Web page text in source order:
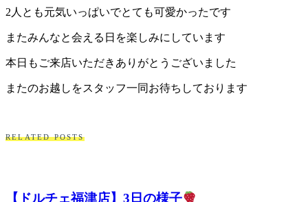
2人とも元気いっぱいでとても可愛かったです
またみんなと会える日を楽しみにしています
本日もご来店いただきありがとうございました
またのお越しをスタッフ一同お待ちしております
RELATED POSTS
【ドルチェ福津店】3日の様子